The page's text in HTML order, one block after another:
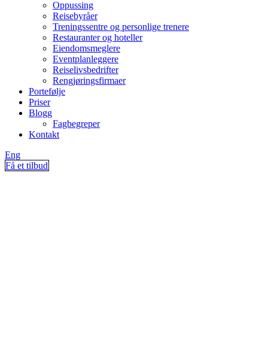
Oppussing
Reisebyråer
Treningssentre og personlige trenere
Restauranter og hoteller
Eiendomsmeglere
Eventplanleggere
Reiselivsbedrifter
Rengjøringsfirmaer
Portefølje
Priser
Blogg
Fagbegreper
Kontakt
Eng
Få et tilbud